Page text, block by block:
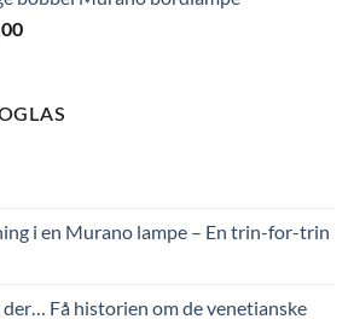
i en Murano lampe – En trin-for-trin
Få historien om de venetianske